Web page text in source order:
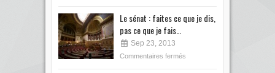
Le sénat : faites ce que je dis,
pas ce que je fais…
Sep 23, 2013
Commentaires fermés